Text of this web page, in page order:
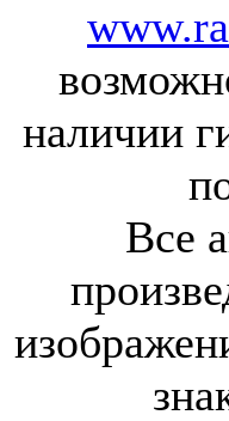
наличии
Все